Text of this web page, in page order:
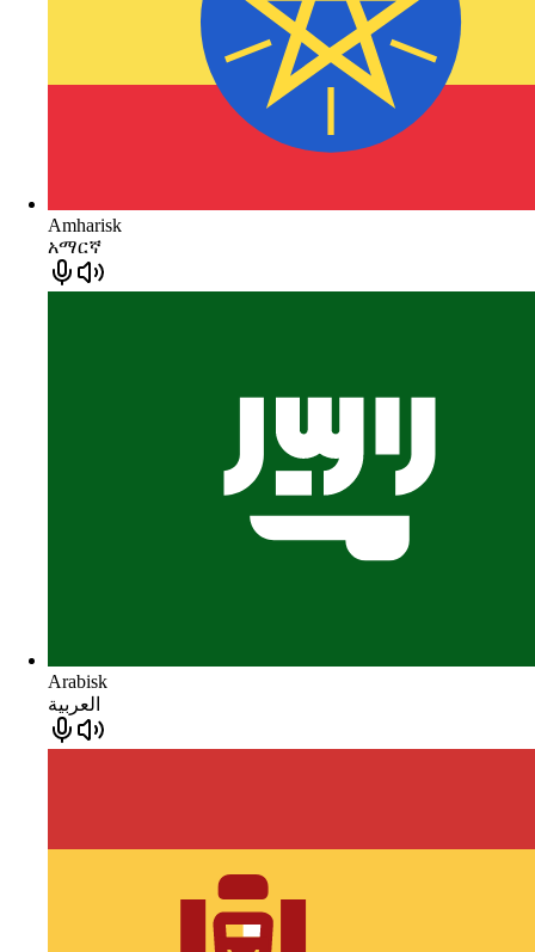
Amharisk
አማርኛ
Arabisk
العربية